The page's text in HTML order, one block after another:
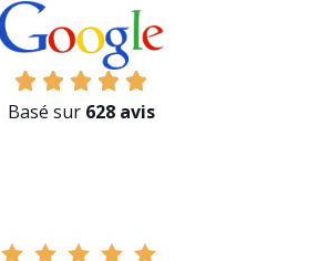
Basé sur 628 avis